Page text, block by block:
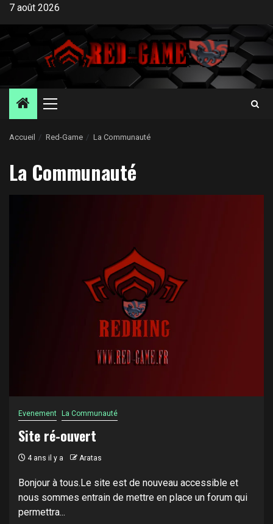
Aller
contenu
7 août 2026
Menu
Accueil Red-Game La Communauté
La Communauté
Evenement La Communauté
Site ré-ouvert
4 ans il y a Aratas
Bonjour à tous.Le site est de nouveau accessible et
nous sommes entrain de mettre en place un forum qui
permettra...